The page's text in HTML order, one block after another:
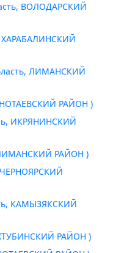
ВОЛОДАРСКИЙ
ХАРАБАЛИНСКИЙ
ЛИМАНСКИЙ
РАЙОН )
ИКРЯНИНСКИЙ
ЛИМАНСКИЙ РАЙОН )
ЧЕРНОЯРСКИЙ
КАМЫЗЯКСКИЙ
РАЙОН )